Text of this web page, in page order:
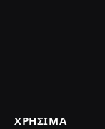
ΧΡΉΣΙΜΑ